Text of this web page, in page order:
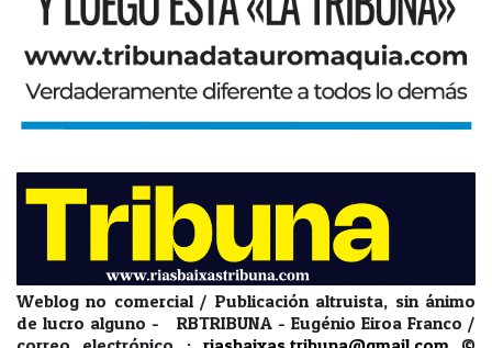
Weblog no comercial / Publicación altruista, sin ánimo
de lucro alguno - RBTRIBUNA - Eugénio Eiroa Franco /